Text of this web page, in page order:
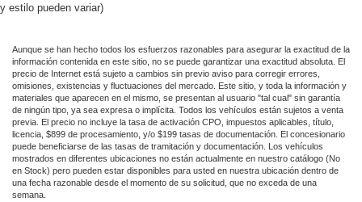
y estilo pueden variar)
Aunque se han hecho todos los esfuerzos razonables para asegurar la exactitud de la
información contenida en este sitio, no se puede garantizar una exactitud absoluta. El
precio de Internet está sujeto a cambios sin previo aviso para corregir errores,
omisiones, existencias y fluctuaciones del mercado. Este sitio, y toda la información y
materiales que aparecen en el mismo, se presentan al usuario "tal cual" sin garantía
de ningún tipo, ya sea expresa o implícita. Todos los vehículos están sujetos a venta
previa. El precio no incluye la tasa de activación CPO, impuestos aplicables, título,
licencia, $899 de procesamiento, y/o $199 tasas de documentación. El concesionario
puede beneficiarse de las tasas de tramitación y documentación. Los vehículos
mostrados en diferentes ubicaciones no están actualmente en nuestro catálogo (No
en Stock) pero pueden estar disponibles para usted en nuestra ubicación dentro de
una fecha razonable desde el momento de su solicitud, que no exceda de una
semana.